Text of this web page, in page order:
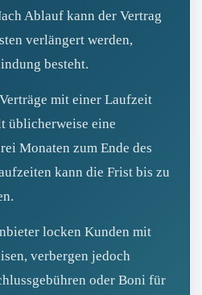
Ablauf kann der Vertrag
verlängert werden,
besteht.
mit einer Laufzeit
üblicherweise eine
Monaten zum Ende des
kann die Frist bis zu
locken Kunden mit
verbergen jedoch
oder Boni für